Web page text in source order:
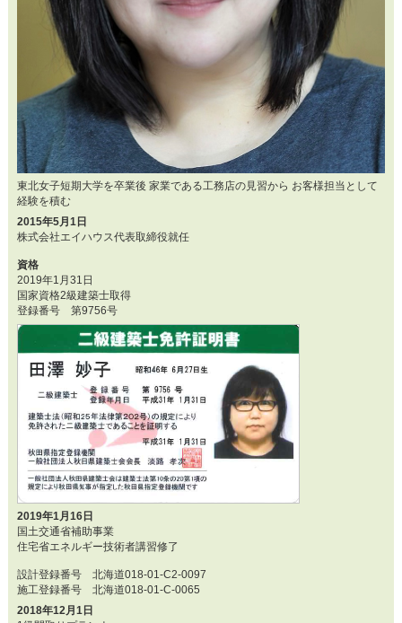
東北女子短期大学を卒業後 家業である工務店の見習から お客様担当として
経験を積む
2015年5月1日
株式会社エイハウス代表取締役就任
資格
2019年1月31日
国家資格2級建築士取得
登録番号 第9756号
2019年1月16日
国土交通省補助事業
住宅省エネルギー技術者講習修了
設計登録番号 北海道018-01-C2-0097
施工登録番号 北海道018-01-C-0065
2018年12月1日